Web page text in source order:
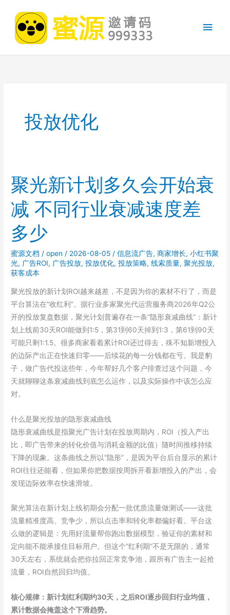
主
投放优化
聚光新计划多久会开始衰
减 不同行业衰减速度差
多少
蜜源文档 /open / 2026-08-05 /信息流广告,商家增长,小红书聚
光, 广告ROI, 广告投放,投放优化,投放策略,线索质量,聚光投放,
获客成本
聚光投放的新计划ROI越来越差，不是因为你的素材不行了，而是
平台算法在”收红利”。据行业多家聚光代运营服务商2026年Q2公
开的投放复盘数据，聚光计划普遍存在一条”隐形衰减曲线”：新计
划上线前30天ROI能做到1:5，第31到60天掉到1:3，第61到90天
可能只剩1:1.5。很多商家看着累计ROI还过得去，殊不知新增投入
的边际产出正在快速归零——后续花的每一分钱都在亏。我是豹
子，做广告代投这些年，今年帮好几个客户排查过这个问题，今
天就聊聊这条衰减曲线到底怎么运作，以及实际操作中该怎么应
对。
什么是聚光投放的隐形衰减曲线
隐形衰减曲线是指聚光广告计划在投放周期内，ROI（投入产出
比，即广告带来的转化价值与消耗金额的比值）随时间推移持续
下降的现象。这条曲线之所以”隐形”，是因为平台后台显示的累计
ROI往往还能看，但如果你把数据按周拆开看新增投入的产出，会
发现边际效率在快速滑坡。
聚光算法在新计划上线初期会分配一批优质流量做测试——这批
流量精准度高、竞争少，所以点击率和转化率都偏好看。平台这
么做的逻辑是：先用好流量帮你跑出数据模型，验证你的素材和
定向能不能承接住目标用户。但这个”红利期”不是无限的，通常
30天左右，系统就会把你拉回正常竞争池，跟所有广告主一起抢
流量，ROI自然回归均值。
核心规律：新计划红利期约30天，之后ROI逐步回归行业均值，
累计数据会掩盖这个下滑趋势。